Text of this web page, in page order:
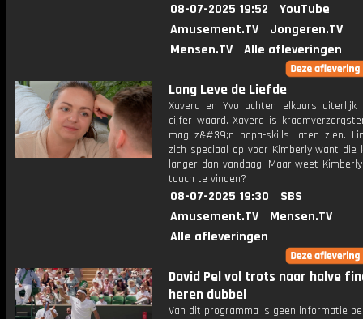
08-07-2025 19:52
YouTube
Amusement.TV
Jongeren.TV
Mensen.TV
Alle afleveringen
Lang Leve de Liefde
Xavera en Yvo achten elkaars uiterlijk
cijfer waard. Xavera is
mag z&#39;n papa-skills laten zien.
zich speciaal op voor Kimberly want die
langer dan vandaag. Maar weet
touch te vinden?
08-07-2025 19:30
SBS
Amusement.TV
Mensen.TV
Alle afleveringen
David Pel vol trots naar halve
heren dubbel
Van dit programma is geen informatie